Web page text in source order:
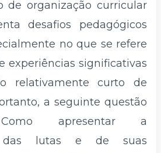
de organização curricular
desafios pedagógicos
no que se refere
experiências significativas
relativamente curto de
a seguinte questão
Como apresentar a
das lutas e de suas